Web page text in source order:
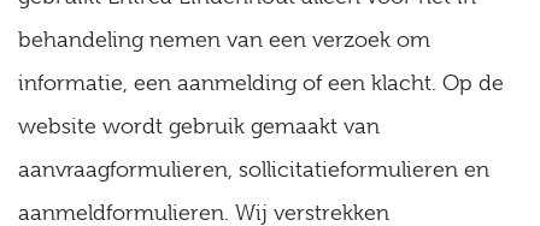
behandeling nemen van een verzoek om
informatie, een aanmelding of een klacht. Op de
website wordt gebruik gemaakt van
aanvraagformulieren, sollicitatieformulieren en
aanmeldformulieren. Wij verstrekken